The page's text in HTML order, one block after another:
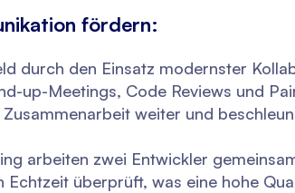
fördern:
durch den Einsatz modernster
up-Meetings, Code Reviews und
weiter und
arbeiten zwei Entwickler
überprüft, was eine hohe